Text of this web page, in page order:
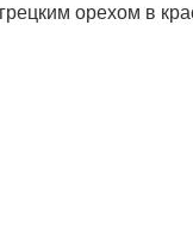
орехом в